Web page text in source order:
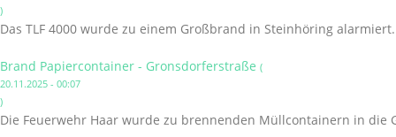
)
Das TLF 4000 wurde zu einem Großbrand in Steinhöring alarmiert.
Brand Papiercontainer - Gronsdorferstraße (
20.11.2025 - 00:07
)
Die Feuerwehr Haar wurde zu brennenden Müllcontainern in die